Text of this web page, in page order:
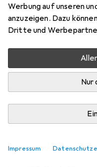
Werbung auf unseren
anzuzeigen. Dazu
Dritte und
Nur
Impressum
1
Bewertungen
Nur 1 Stück an
Benachrichtigen,
Lieferort angeben
In